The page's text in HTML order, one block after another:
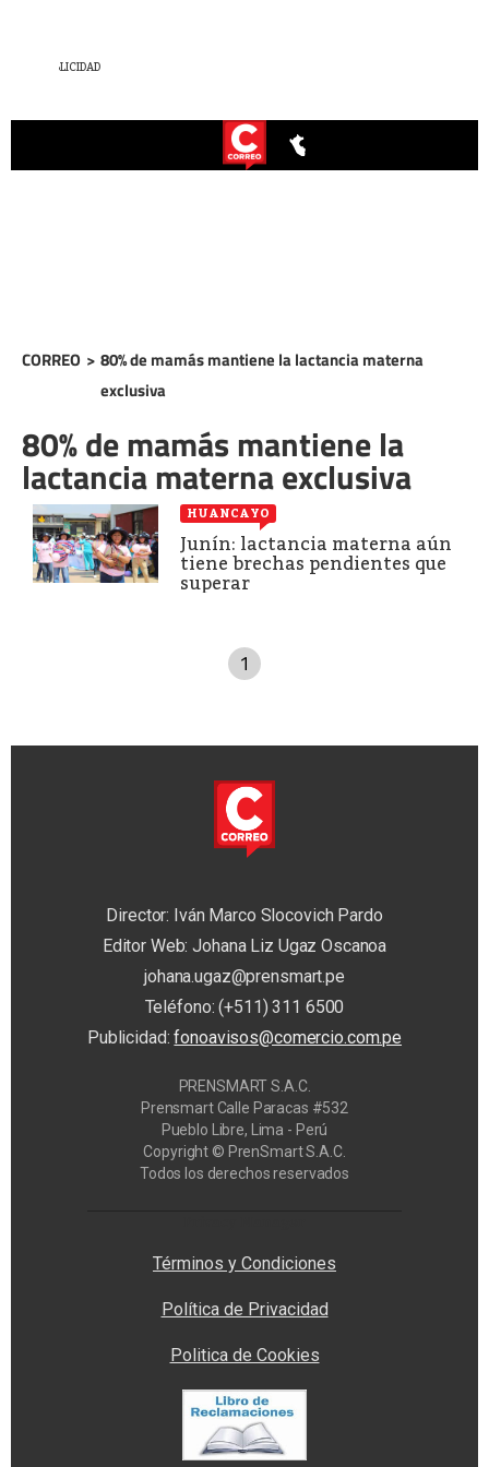
CORREO > 80% de mamás mantiene la lactancia materna
exclusiva
80% de mamás mantiene la
lactancia materna exclusiva
HUANCAYO
Junín: lactancia materna aún
tiene brechas pendientes que
superar
1
Director: Iván Marco Slocovich Pardo
Editor Web: Johana Liz Ugaz Oscanoa
johana.ugaz@prensmart.pe
Teléfono: (+511) 311 6500
Publicidad:fonoavisos@comercio.com.pe
PRENSMART S.A.C.
Prensmart Calle Paracas #532
Pueblo Libre, Lima - Perú
Copyright © PrenSmart S.A.C.
Todos los derechos reservados
Términos y Condiciones
Política de Privacidad
Politica de Cookies